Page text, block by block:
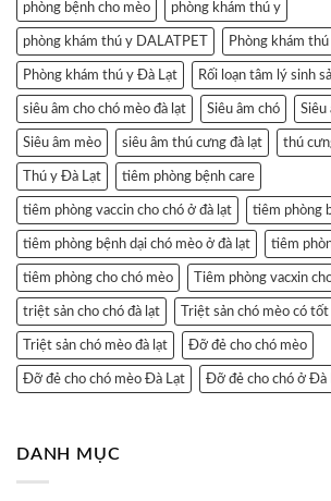
phòng bệnh cho mèo phòng khám thú y
phòng khám thú y DALATPET Phòng khám
Phòng khám thú y Đà Lạt Rối loạn tâm lý sinh
siêu âm cho chó mèo đà lạt Siêu âm chó Siêu
Siêu âm mèo siêu âm thú cưng đà lạt thú
Thú y Đà Lạt tiêm phòng bệnh care
tiêm phòng vaccin cho chó ở đà lạt tiêm phòng
tiêm phòng bệnh dại chó mèo ở đà lạt tiêm
tiêm phòng cho chó mèo Tiêm phòng vacxin
triệt sản cho chó đà lạt Triệt sản chó mèo có
Triệt sản chó mèo đà lạt Đỡ đẻ cho chó mèo
Đỡ đẻ cho chó mèo Đà Lạt Đỡ đẻ cho chó ở Đà
DANH MỤC